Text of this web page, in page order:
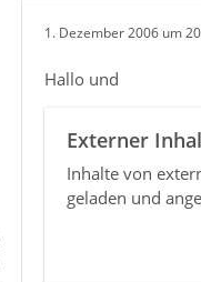
1. Dezember 2006 um
Hallo und
Externer
Inhalte von
geladen und